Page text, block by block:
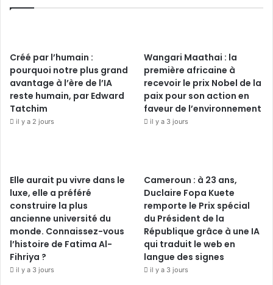
Créé par l’humain :
pourquoi notre plus grand
avantage à l’ère de l’IA
reste humain, par Edward
Tatchim
il y a 2 jours
Wangari Maathai : la
première africaine à
recevoir le prix Nobel de la
paix pour son action en
faveur de l’environnement
il y a 3 jours
Elle aurait pu vivre dans le
luxe, elle a préféré
construire la plus
ancienne université du
monde. Connaissez-vous
l’histoire de Fatima Al-
Fihriya ?
il y a 3 jours
Cameroun : à 23 ans,
Duclaire Fopa Kuete
remporte le Prix spécial
du Président de la
République grâce à une IA
qui traduit le web en
langue des signes
il y a 3 jours